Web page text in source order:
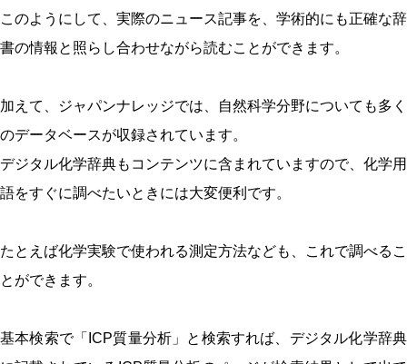
このようにして、実際のニュース記事を、学術的にも正確な辞
書の情報と照らし合わせながら読むことができます。
加えて、ジャパンナレッジでは、自然科学分野についても多く
のデータベースが収録されています。
デジタル化学辞典もコンテンツに含まれていますので、化学用
語をすぐに調べたいときには大変便利です。
たとえば化学実験で使われる測定方法なども、これで調べるこ
とができます。
基本検索で「ICP質量分析」と検索すれば、デジタル化学辞典